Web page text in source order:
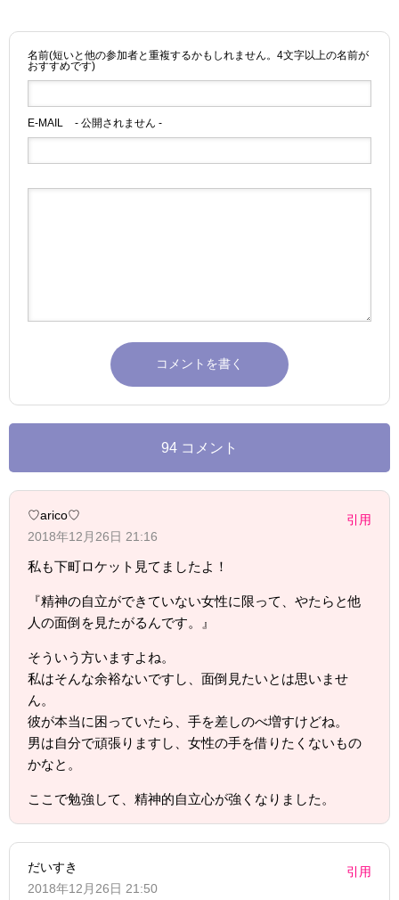
名前(短いと他の参加者と重複するかもしれません。4文字以上の名前が
おすすめです)
E-MAIL - 公開されません -
94 コメント
♡arico♡
2018年12月26日 21:16
引用
私も下町ロケット見てましたよ！
『精神の自立ができていない女性に限って、やたらと他
人の面倒を見たがるんです。』
そういう方いますよね。
私はそんな余裕ないですし、面倒見たいとは思いませ
ん。
彼が本当に困っていたら、手を差しのべ増すけどね。
男は自分で頑張りますし、女性の手を借りたくないもの
かなと。
ここで勉強して、精神的自立心が強くなりました。
だいすき
2018年12月26日 21:50
引用